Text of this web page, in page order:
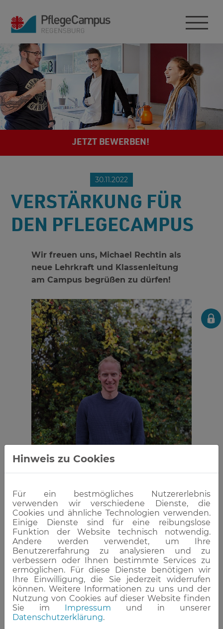
JETZT BEWERBEN!
30.11.2022
VERSTÄRKUNG FÜR
DEN PFLEGECAMPUS
Wir freuen uns, Michael Rechtin als
neue Lehrkraft und Klassenleitung
am Campus begrüßen zu dürfen!
Servus & Moin!
Mein Name ist Michael Rechtin. In
meiner langjährigen Tätigkeit als
examinierter Gesundheits- und
Krankenpfleger im Raum
Osnabrück/Münster im nördlichen Teil
Deutschlands konnte ich in vielfältigen
Hinweis zu Cookies
Für ein bestmögliches Nutzererlebnis
verwenden wir verschiedene Dienste, die
Cookies und ähnliche Technologien verwenden.
Einige Dienste sind für eine reibungslose
Funktion der Website technisch notwendig.
Andere werden verwendet, um Ihre
Benutzererfahrung zu analysieren und zu
verbessern oder Ihnen bestimmte Services zu
ermöglichen. Für diese Dienste benötigen wir
Ihre Einwilligung, die Sie jederzeit widerrufen
können. Weitere Informationen zu uns und der
Nutzung von Cookies auf dieser Website finden
Sie im Impressum und in unserer
Datenschutzerklärung.